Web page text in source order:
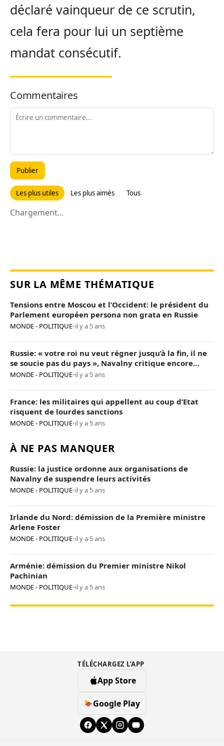
déclaré vainqueur de ce scrutin,
cela fera pour lui un septième
mandat consécutif.
Commentaires
Publier
Les plus utiles Les plus aimés Tous
Chargement...
SUR LA MÊME THÉMATIQUE
Tensions entre Moscou et l’Occident: le président du
Parlement européen persona non grata en Russie
MONDE - POLITIQUE•il y a 5 ans
Russie: « votre roi nu veut régner jusqu’à la fin, il ne
se soucie pas du pays », Navalny critique encore
Poutine
MONDE - POLITIQUE•il y a 5 ans
France: les militaires qui appellent au coup d’Etat
risquent de lourdes sanctions
MONDE - POLITIQUE•il y a 5 ans
À NE PAS MANQUER
Russie: la justice ordonne aux organisations de
Navalny de suspendre leurs activités
MONDE - POLITIQUE•il y a 5 ans
Irlande du Nord: démission de la Première ministre
Arlene Foster
MONDE - POLITIQUE•il y a 5 ans
Arménie: démission du Premier ministre Nikol
Pachinian
MONDE - POLITIQUE•il y a 5 ans
TÉLÉCHARGEZ L’APP
App Store
Google Play